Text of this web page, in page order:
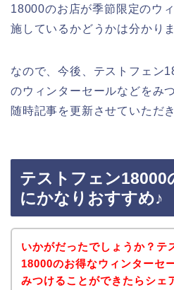
18000のお店が季節限定のウ
施しているかどうかは分かり
なので、今後、テストフェン
のウィンターセールなどをみ
随時記事を更新させていただ
テストフェン18000
にかなりおすすめ♪
いかがだったでしょうか？テ
18000のお得なウィンターセ
みつけることができたらシェ